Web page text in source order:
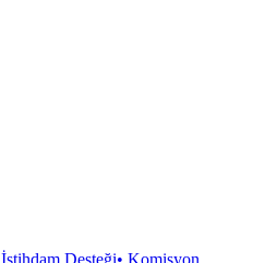
İstihdam Desteği• Komisyon